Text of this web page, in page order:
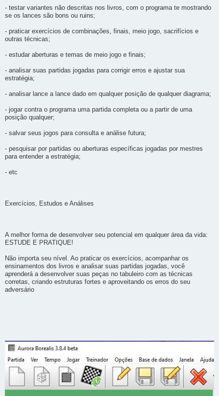
- testar variantes não descritas nos livros, com o programa te mostrando
se os lances são bons ou ruins;
- praticar exercícios de combinações, finais, meio jogo, sacrifícios e
outras técnicas;
- estudar aberturas e temas de meio jogo e finais;
- analisar suas partidas jogadas para corrigir erros e ajustar sua
estratégia;
- analisar lance a lance dado em qualquer posição de qualquer diagrama;
- jogar contra o programa uma partida completa ou a partir de uma
posição qualquer;
- salvar seus jogos para consulta e análise futura;
- pesquisar por partidas ou aberturas específicas jogadas por mestres
para entender a estratégia;
- etc
Exercícios, Estudos e Análises
A melhor forma de desenvolver seu potencial em qualquer área da vida:
ESTUDE E PRATIQUE!
Não importa seu nível. Ao praticar os exercícios, acompanhar os
ensinamentos dos livros e analisar suas partidas jogadas, você
aprenderá a desenvolver suas peças no tabuleiro com as técnicas
corretas, criando estruturas fortes e aproveitando os erros do seu
adversário